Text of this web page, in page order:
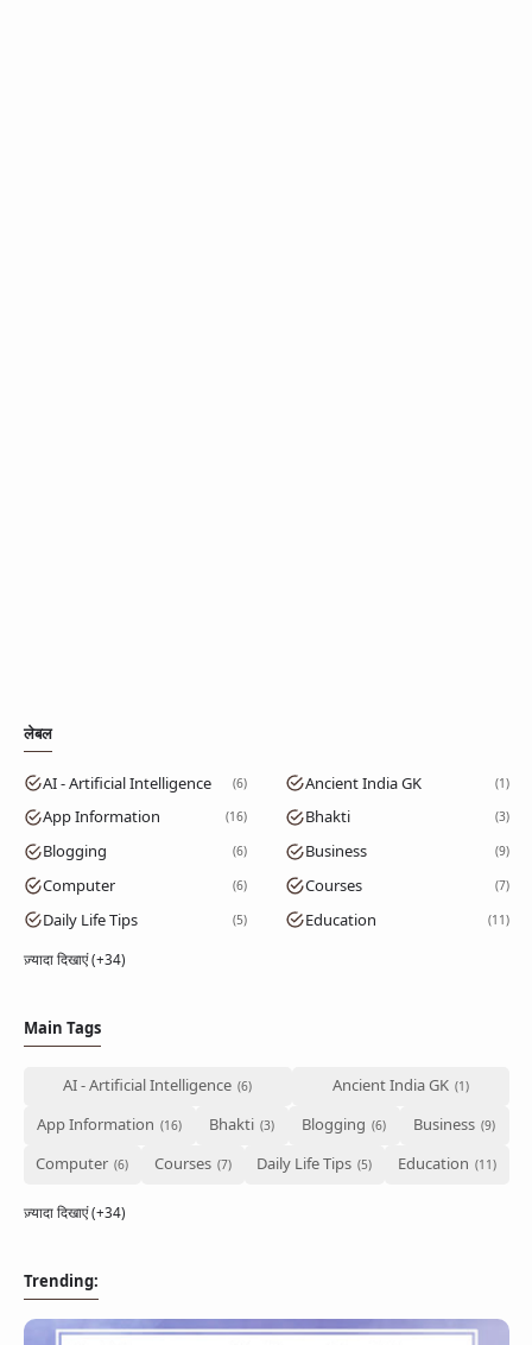
लेबल
AI - Artificial Intelligence 6 Ancient India GK 1
App Information 16 Bhakti 3
Blogging 6 Business 9
Computer 6 Courses 7
Daily Life Tips 5 Education 11
ज़्यादा दिखाएं (+34)
Main Tags
AI - Artificial Intelligence
Ancient India GK
App Information
Bhakti Blogging
Business
Computer
Courses Daily Life Tips Education
ज़्यादा दिखाएं (+34)
Trending: